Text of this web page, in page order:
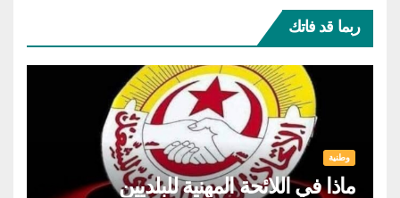
ربما قد فاتك
وطنية
ماذا في اللائحة المهنية للبلديين